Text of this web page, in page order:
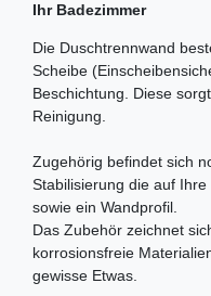
Ihr Badezimmer
Die Duschtrennwand
Scheibe
Beschichtung. Diese
Reinigung.
Zugehörig befindet sich
Stabilisierung die auf
sowie ein Wandprofil.
Das Zubehör zeichnet
korrosionsfreie
gewisse Etwas.